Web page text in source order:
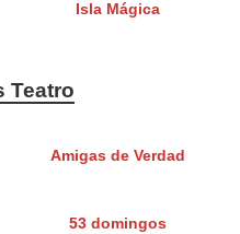
Isla Mágica
Teatro
Amigas de Verdad
53 domingos